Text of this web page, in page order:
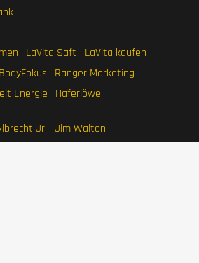
LaVita Saft
LaVita kaufen
BodyFokus
Ranger Marketing
Energie
Haferlöwe
Jr. Jim Walton